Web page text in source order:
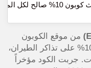
من موقع الكوبون
الذهبي يوفر لك خصماً فورياً بنسبة 10% على تذاكر الطيران،
جربت الكود مؤخراً